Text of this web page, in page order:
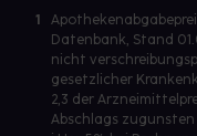
1
Datenbank, Stand
nicht
gesetzlicher
2,3 der
Abschlags zugunsten